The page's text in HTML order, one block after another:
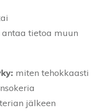
tietoa muun
miten tehokkaasti
jälkeen